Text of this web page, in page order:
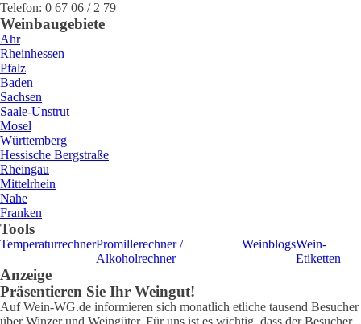
Telefon: 0 67 06 / 2 79
Weinbaugebiete
Ahr
Rheinhessen
Pfalz
Baden
Sachsen
Saale-Unstrut
Mosel
Württemberg
Hessische Bergstraße
Rheingau
Mittelrhein
Nahe
Franken
Tools
TemperaturrechnerPromillerechner /
Alkoholrechner
WeinblogsWein-
Etiketten
Anzeige
Präsentieren Sie Ihr Weingut!
Auf Wein-WG.de informieren sich monatlich etliche tausend Besucher